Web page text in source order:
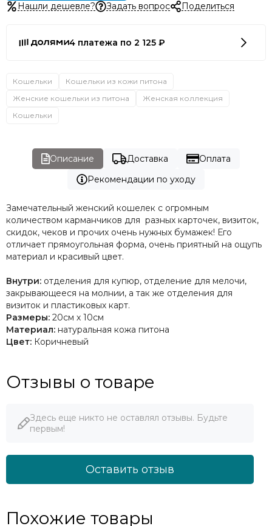
Нашли дешевле? Задать вопрос Поделиться
4 платежа по 2 125 ₽
Кошельки
Кошельки из кожи питона
Женские кошельки из питона
Женская коллекция
Кошельки
Описание Доставка
Оплата
Рекомендации по уходу
Замечательный женский кошелек с огромным
количеством карманчиков для разных карточек, визиток,
скидок, чеков и прочих очень нужных бумажек! Его
отличает прямоугольная форма, очень приятный на ощупь
материал и красивый цвет.
Внутри: отделения для купюр, отделение для мелочи,
закрывающееся на молнии, а так же отделения для
визиток и пластиковых карт.
Размеры: 20см х 10см
Материал: натуральная кожа питона
Цвет: Коричневый
Отзывы о товаре
Здесь еще никто не оставлял отзывы. Будьте
первым!
Оставить отзыв
Похожие товары